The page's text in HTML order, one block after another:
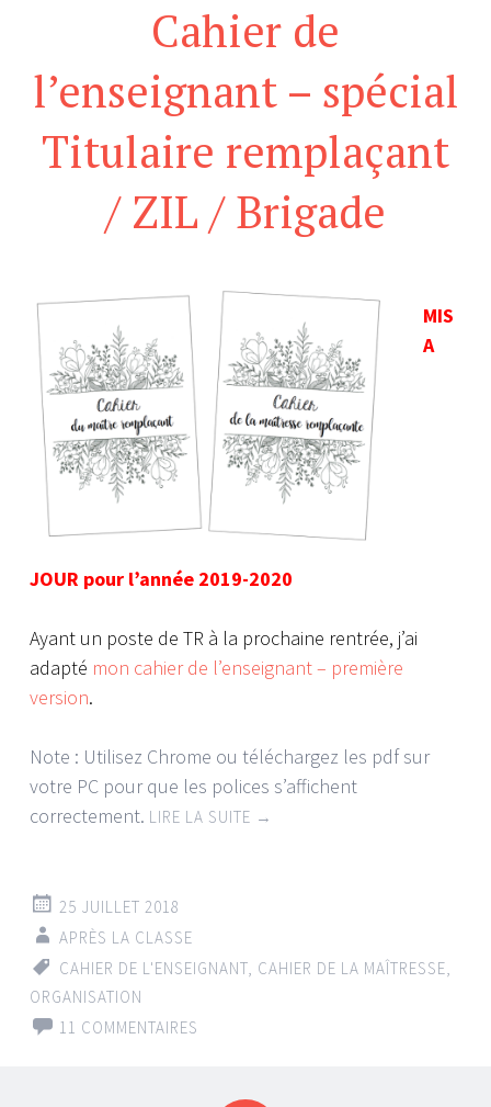
Cahier de
l’enseignant – spécial
Titulaire remplaçant
/ ZIL / Brigade
MIS
A
JOUR pour l’année 2019-2020
Ayant un poste de TR à la prochaine rentrée, j’ai
adapté mon cahier de l’enseignant – première
version.
Note : Utilisez Chrome ou téléchargez les pdf sur
votre PC pour que les polices s’affichent
correctement. LIRE LA SUITE →
25 JUILLET 2018
APRÈS LA CLASSE
CAHIER DE L'ENSEIGNANT, CAHIER DE LA MAÎTRESSE,
ORGANISATION
11 COMMENTAIRES